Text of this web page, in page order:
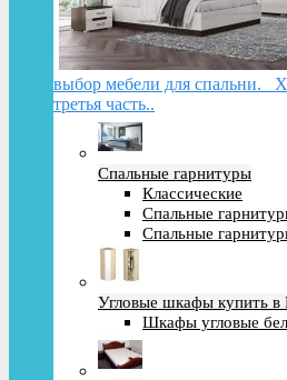
выбор мебели для спальни.
третья часть..
Спальные гарнитуры
Классические
Спальные
Спальные
Угловые шкафы купить в
Шкафы угловые